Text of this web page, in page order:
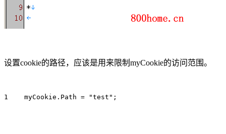
设置cookie的路径，应该是用来限制myCookie的访问范围。
1    myCookie.Path = "test";